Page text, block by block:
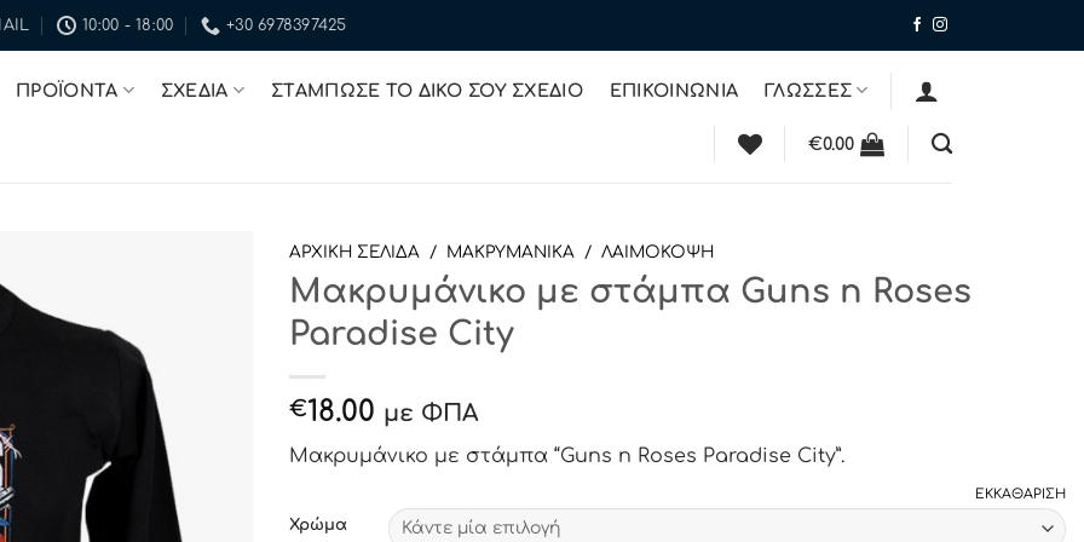
10:00 - 18:00 +30 6978397425
ΠΡΟΪΟΝΤΑ ΣΧΕΔΙΑ ΣΤΑΜΠΩΣΕ ΤΟ ΔΙΚΟ ΣΟΥ ΣΧΕΔΙΟ ΕΠΙΚΟΙΝΩΝΙΑ ΓΛΩΣΣΕΣ
€0.00
ΣΤΗΝ
ΛΊΣΤΑ
ΕΠΙΘΥΜΙΏΝ
ΑΡΧΙΚΉ ΣΕΛΊΔΑ / ΜΑΚΡΥΜΑΝΙΚΑ / ΛΑΙΜΟΚΟΨΗ
Μακρυμάνικο με στάμπα Guns n Roses
Paradise City
€18.00 με ΦΠΑ
Μακρυμάνικο με στάμπα “Guns n Roses Paradise City”.
Χρώμα
ΕΚΚΑΘΆΡΙΣΗ